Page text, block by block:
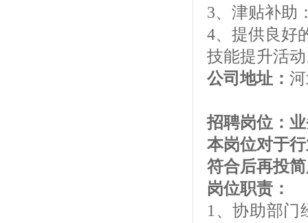
3、津贴补助
4、提供良好
技能提升活
公司地址：
招聘岗位：
本岗位对于
符合后再投
岗位职责：
1、协助部门